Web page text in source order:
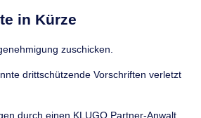
in Kürze
zuschicken.
drittschützende Vorschriften verletzt
durch einen KLUGO Partner-Anwalt